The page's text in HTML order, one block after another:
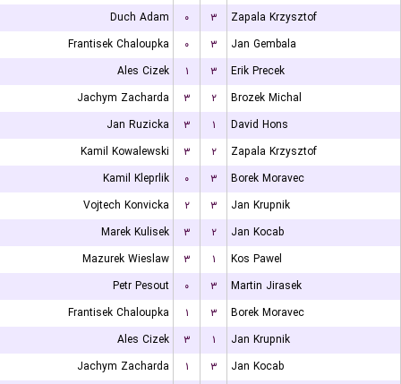
Duch Adam
۰ ۳
Zapala Krzysztof
Frantisek Chaloupka
۰ ۳
Jan Gembala
Ales Cizek
۱ ۳
Erik Precek
Jachym Zacharda
۳ ۲
Brozek Michal
Jan Ruzicka
۳ ۱
David Hons
Kamil Kowalewski
۳ ۲
Zapala Krzysztof
Kamil Kleprlik
۰ ۳
Borek Moravec
Vojtech Konvicka
۲ ۳
Jan Krupnik
Marek Kulisek
۳ ۲
Jan Kocab
Mazurek Wieslaw
۳ ۱
Kos Pawel
Petr Pesout
۰ ۳
Martin Jirasek
Frantisek Chaloupka
۱ ۳
Borek Moravec
Ales Cizek
۳ ۱
Jan Krupnik
Jachym Zacharda
۱ ۳
Jan Kocab